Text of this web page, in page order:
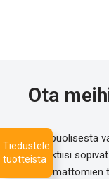
Ota
Monipuolisesta
projektiisi
Tiedustele
tuotteista